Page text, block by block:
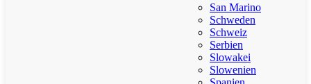
San Marino
Schweden
Schweiz
Serbien
Slowakei
Slowenien